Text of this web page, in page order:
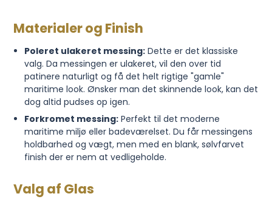
Materialer og Finish
Poleret ulakeret messing:Dette er det klassiske
valg. Da messingen er ulakeret, vil den over tid
patinere naturligt og få det helt rigtige "gamle"
maritime look. Ønsker man det skinnende look, kan det
dog altid pudses op igen.
Forkromet messing:Perfekt til det moderne
maritime miljø eller badeværelset. Du får messingens
holdbarhed og vægt, men med en blank, sølvfarvet
finish der er nem at vedligeholde.
Valg af Glas